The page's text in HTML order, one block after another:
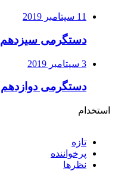
11 سپتامبر 2019
دستگرمی سیزدهم
3 سپتامبر 2019
دستگرمی دوازدهم
استخدام
تازه
پرخواننده
نظرها